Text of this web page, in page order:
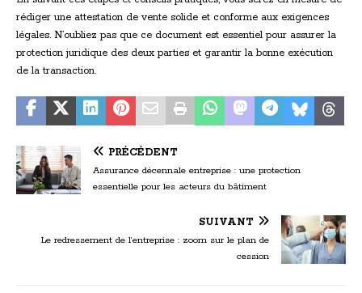
rédiger une attestation de vente solide et conforme aux exigences
légales. N’oubliez pas que ce document est essentiel pour assurer la
protection juridique des deux parties et garantir la bonne exécution
de la transaction.
PRÉCÉDENT
Assurance décennale entreprise : une protection
essentielle pour les acteurs du bâtiment
SUIVANT
Le redressement de l’entreprise : zoom sur le plan de
cession